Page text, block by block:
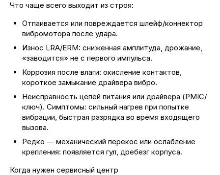
Что чаще всего выходит из строя:
Отпаивается или повреждается шлейф/коннектор
вибромотора после удара.
Износ LRA/ERM: сниженная амплитуда, дрожание,
«заводится» не с первого импульса.
Коррозия после влаги: окисление контактов,
короткое замыкание драйвера вибро.
Неисправность цепей питания или драйвера (PMIC/
ключ). Симптомы: сильный нагрев при попытке
вибрации, быстрая разрядка во время входящего
вызова.
Редко — механический перекос или ослабление
крепления: появляется гул, дребезг корпуса.
Когда нужен сервисный центр